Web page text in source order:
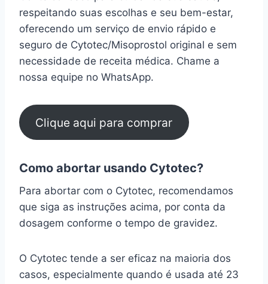
respeitando suas escolhas e seu bem-estar,
oferecendo um serviço de envio rápido e
seguro de Cytotec/Misoprostol original e sem
necessidade de receita médica. Chame a
nossa equipe no WhatsApp.
Clique aqui para comprar
Como abortar usando Cytotec?
Para abortar com o Cytotec, recomendamos
que siga as instruções acima, por conta da
dosagem conforme o tempo de gravidez.
O Cytotec tende a ser eficaz na maioria dos
casos, especialmente quando é usada até 23